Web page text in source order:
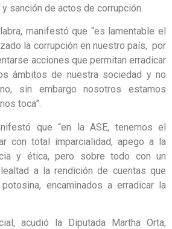
sanción de actos de corrupción.
manifestó que “es lamentable el
la corrupción en nuestro país, por
acciones que permitan erradicar
ámbitos de nuestra sociedad y no
sin embargo nosotros estamos
toca”.
que “en la ASE, tenemos el
con total imparcialidad, apego a la
y ética, pero sobre todo con un
a la rendición de cuentas que
encaminados a erradicar la
acudió la Diputada Martha Orta,